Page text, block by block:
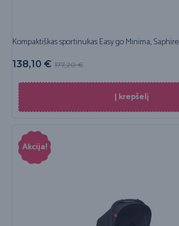
Kompaktiškas sportinukas Easy go Minima, Saphire
177,20€
138,10 €
Į krepšelį
Akcija!